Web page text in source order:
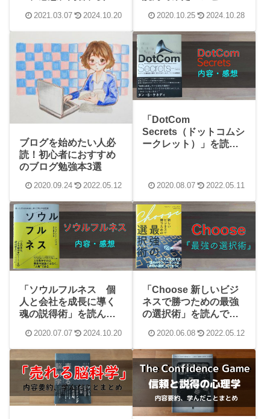
2021.03.07 2024.10.20
だことまとめ
2020.10.25 2024.10.28
ブログを始めたい人必
読！初心者におすすめ
のブログ勉強本3選
2020.09.24 2022.05.12
「DotCom
Secrets（ドットコムシ
ークレット）」を読ん
まとめ
2020.08.07 2022.05.11
「ソウルフルネス 個
人と会社を成長に導く
魂の説得術」を読んで
想、内容、学んだこと
まとめ
2020.07.07 2024.10.20
「Choose 新しいビジ
ネスで勝つための最強
の選択術」を読んでみ
内容、学んだことまと
め
2020.06.08 2022.05.12